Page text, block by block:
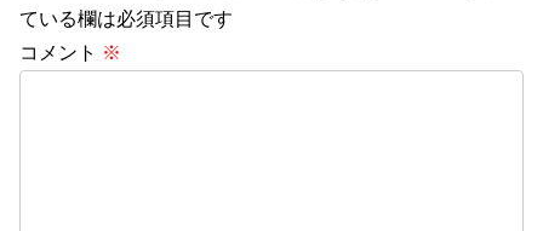
ている欄は必須項目です
コメント ※